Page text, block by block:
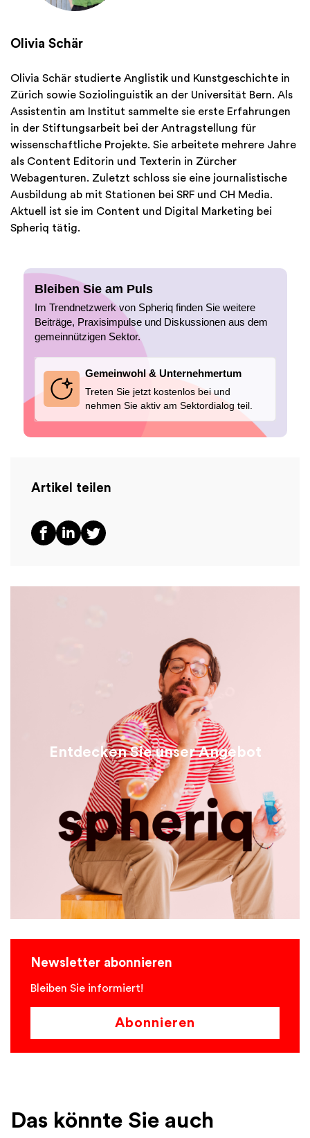
Olivia Schär
Olivia Schär studierte Anglistik und Kunstgeschichte in
Zürich sowie Soziolinguistik an der Universität Bern. Als
Assistentin am Institut sammelte sie erste Erfahrungen
in der Stiftungsarbeit bei der Antragstellung für
wissenschaftliche Projekte. Sie arbeitete mehrere Jahre
als Content Editorin und Texterin in Zürcher
Webagenturen. Zuletzt schloss sie eine journalistische
Ausbildung ab mit Stationen bei SRF und CH Media.
Aktuell ist sie im Content und Digital Marketing bei
Spheriq tätig.
Bleiben Sie am Puls
Im Trendnetzwerk von Spheriq finden Sie weitere
Beiträge, Praxisimpulse und Diskussionen aus dem
gemeinnützigen Sektor.
Gemeinwohl & Unternehmertum
Treten Sie jetzt kostenlos bei und
nehmen Sie aktiv am Sektordialog teil.
Artikel teilen
Entdecken Sie unser Angebot
Newsletter abonnieren
Bleiben Sie informiert!
Abonnieren
Das könnte Sie auch